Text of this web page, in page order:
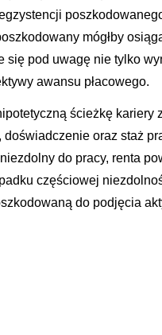
mógłby
się pod uwagę nie tylko
awansu płacowego.
ścieżkę kariery
oraz staż
do pracy, renta
częściowej
do podjęcia